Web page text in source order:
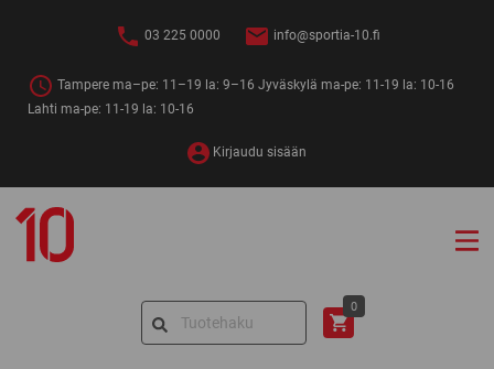
03 225 0000 info@sportia-10.fi
Tampere ma–pe: 11–19 la: 9–16 Jyväskylä ma-pe: 11-19 la: 10-16
Lahti ma-pe: 11-19 la: 10-16
Kirjaudu sisään
10
Search
0